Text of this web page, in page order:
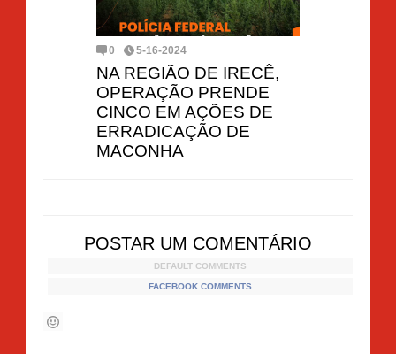
0 5-16-2024
NA REGIÃO DE IRECÊ,
OPERAÇÃO PRENDE
CINCO EM AÇÕES DE
ERRADICAÇÃO DE
MACONHA
POSTAR UM COMENTÁRIO
DEFAULT COMMENTS
FACEBOOK COMMENTS